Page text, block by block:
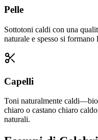
Pelle
Sottotoni caldi con una
naturale e spesso si
Capelli
Toni naturalmente
chiaro o castano chiaro
naturali.